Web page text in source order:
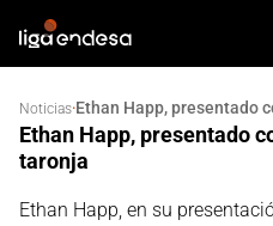
Noticias·Ethan Happ, presentado
Ethan Happ, presentado
taronja
Ethan Happ, en su